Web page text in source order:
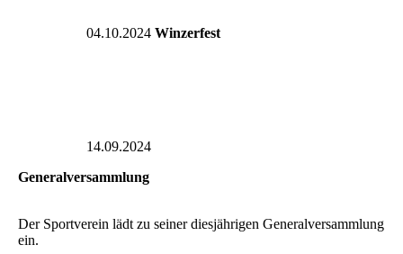
04.10.2024 Winzerfest
14.09.2024
Generalversammlung
Der Sportverein lädt zu seiner diesjährigen Generalversammlung
ein.